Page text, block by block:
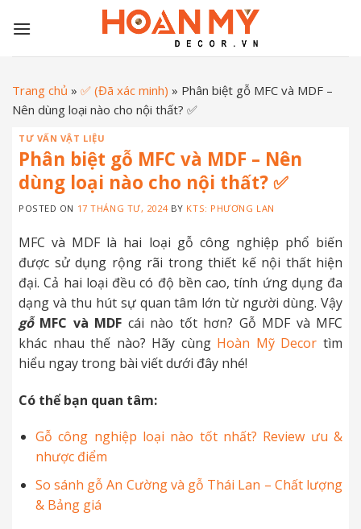
Trang chủ » ✅ (Đã xác minh) » Phân biệt gỗ MFC và MDF –
Nên dùng loại nào cho nội thất? ✅
TƯ VẤN VẬT LIỆU
Phân biệt gỗ MFC và MDF – Nên
dùng loại nào cho nội thất? ✅
POSTED ON 17 THÁNG TƯ, 2024BY KTS: PHƯƠNG LAN
MFC và MDF là hai loại gỗ công nghiệp phổ biến
được sử dụng rộng rãi trong thiết kế nội thất hiện
đại. Cả hai loại đều có độ bền cao, tính ứng dụng đa
dạng và thu hút sự quan tâm lớn từ người dùng. Vậy
gỗMFC và MDF cái nào tốt hơn? Gỗ MDF và MFC
khác nhau thế nào? Hãy cùng Hoàn Mỹ Decor tìm
hiểu ngay trong bài viết dưới đây nhé!
Có thể bạn quan tâm:
Gỗ công nghiệp loại nào tốt nhất? Review ưu &
nhược điểm
So sánh gỗ An Cường và gỗ Thái Lan – Chất lượng
& Bảng giá